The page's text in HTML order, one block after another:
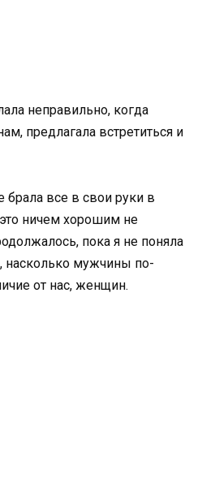
неправильно, когда
предлагала встретиться и
брала все в свои руки в
ничем хорошим не
пока я не поняла
насколько мужчины по-
от нас, женщин.